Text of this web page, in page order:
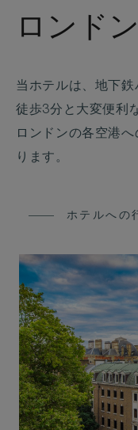
ロンド
当ホテルは、地下
徒歩3分と大変便利
ロンドンの各空港
ります。
ホテルへの